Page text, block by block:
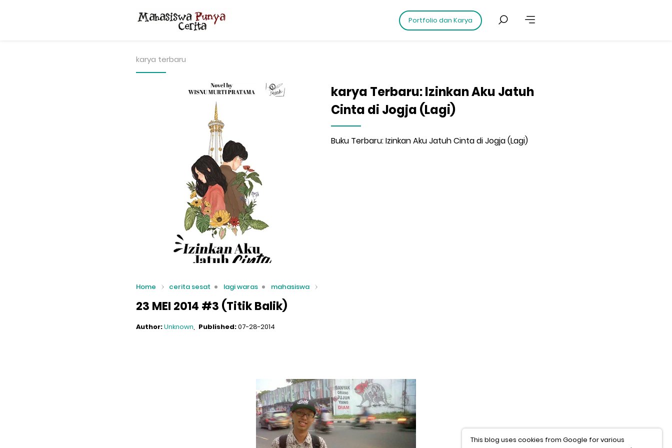
Portfolio dan Karya
karya terbaru
karya Terbaru: Izinkan Aku Jatuh
Cinta di Jogja (Lagi)
Buku Terbaru: Izinkan Aku Jatuh Cinta di Jogja (Lagi)
Home cerita sesat lagi waras mahasiswa
23 MEI 2014 #3 (Titik Balik)
Author:Unknown Published:07-28-2014
This blog uses cookies from Google for various